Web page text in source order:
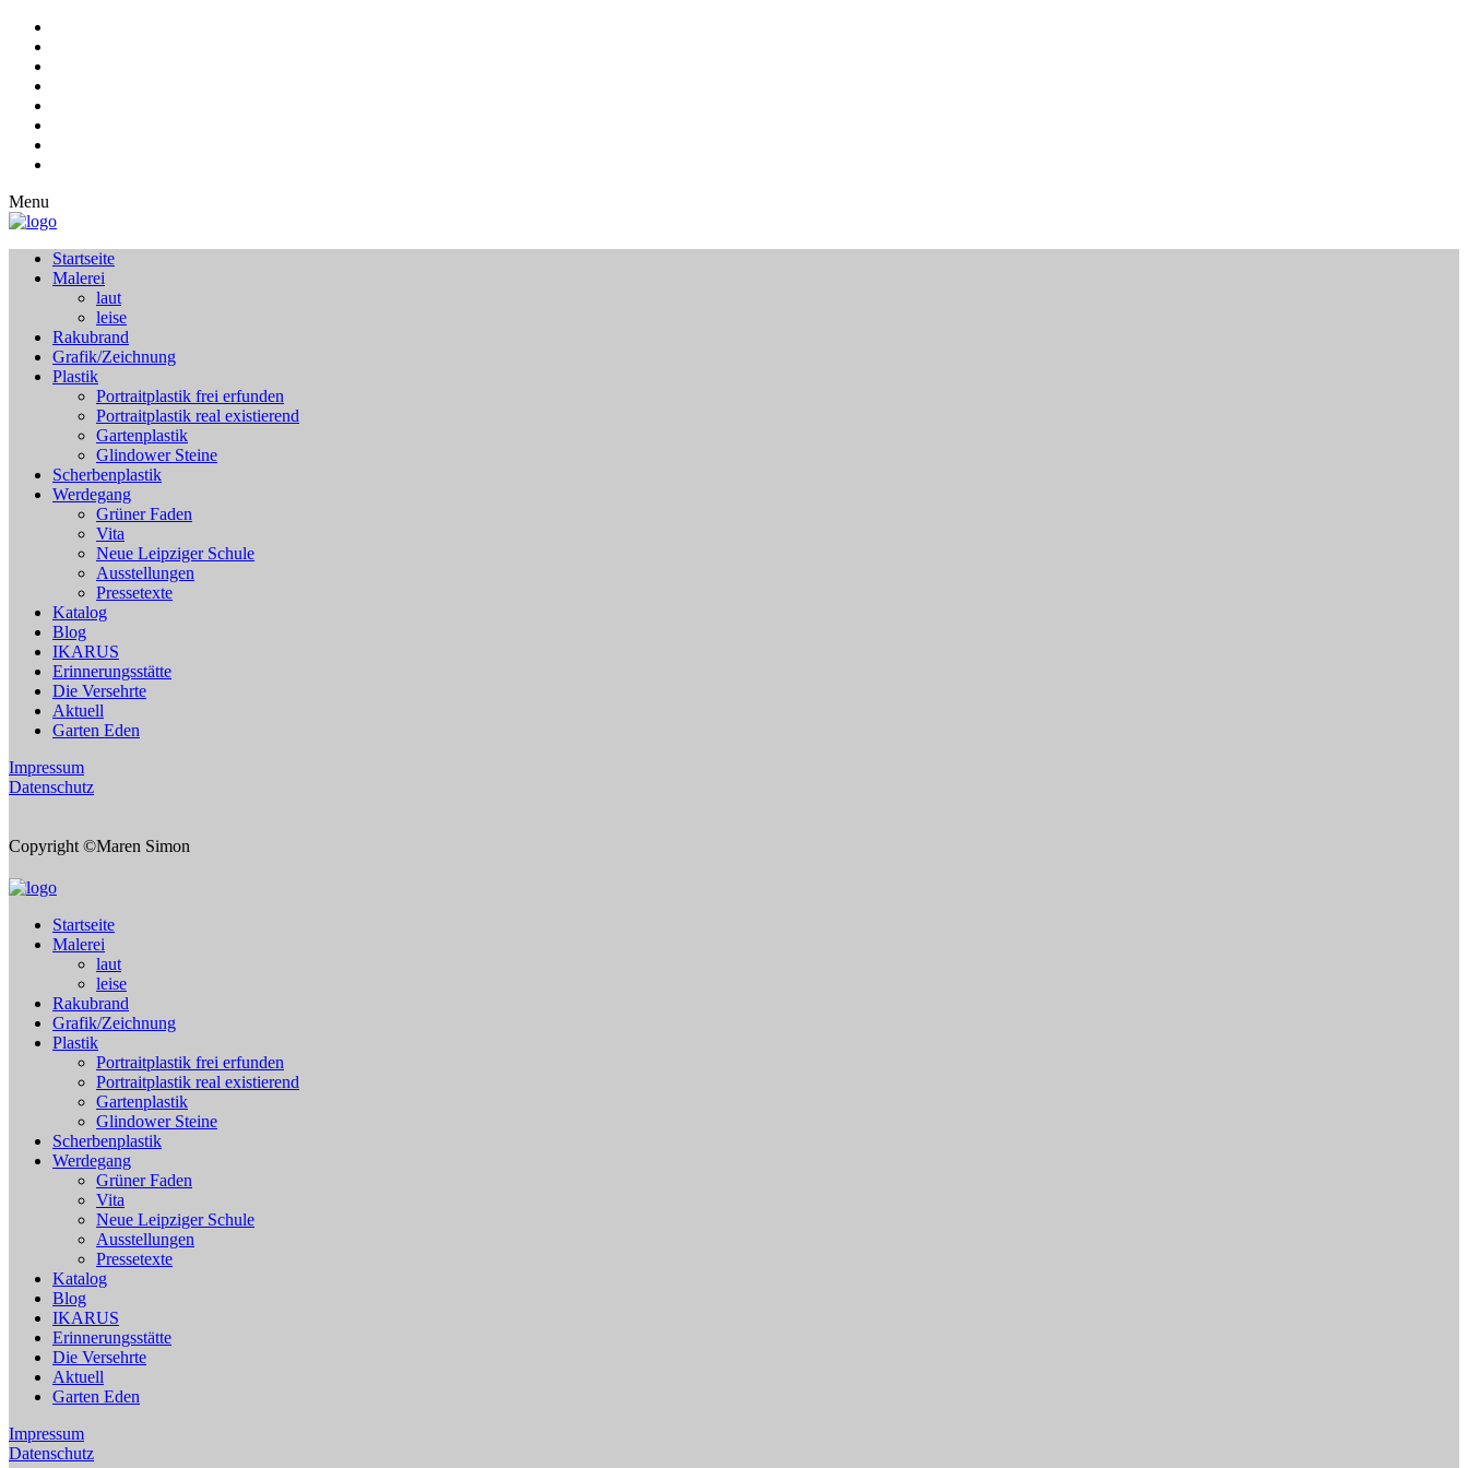
Menu
Startseite
Malerei
laut
leise
Rakubrand
Grafik/Zeichnung
Plastik
Portraitplastik frei erfunden
Portraitplastik real existierend
Gartenplastik
Glindower Steine
Scherbenplastik
Werdegang
Grüner Faden
Vita
Neue Leipziger Schule
Ausstellungen
Pressetexte
Katalog
Blog
IKARUS
Erinnerungsstätte
Die Versehrte
Aktuell
Garten Eden
Impressum
Datenschutz
Copyright ©Maren Simon
Startseite
Malerei
laut
leise
Rakubrand
Grafik/Zeichnung
Plastik
Portraitplastik frei erfunden
Portraitplastik real existierend
Gartenplastik
Glindower Steine
Scherbenplastik
Werdegang
Grüner Faden
Vita
Neue Leipziger Schule
Ausstellungen
Pressetexte
Katalog
Blog
IKARUS
Erinnerungsstätte
Die Versehrte
Aktuell
Garten Eden
Impressum
Datenschutz